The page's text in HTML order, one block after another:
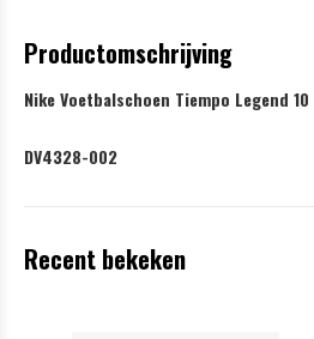
Productomschrijving
Nike Voetbalschoen Tiempo Legend
DV4328-002
Recent bekeken